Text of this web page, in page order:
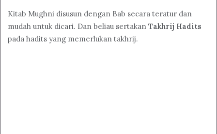
Kitab Mughni disusun dengan Bab secara teratur dan
mudah untuk dicari. Dan beliau sertakan Takhrij Hadits
pada hadits yang memerlukan takhrij.